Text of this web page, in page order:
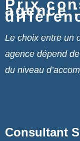
Prix
agence
Le choix entre un
agence dépend
du niveau
Consultant